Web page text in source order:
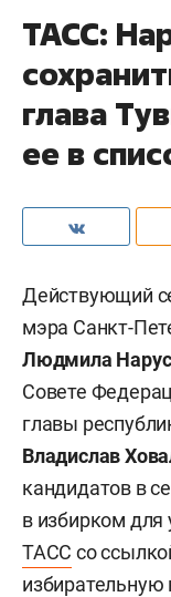
ТАСС:
глава
ее в
Действующий
мэра Санкт-
Людмила
Совете
главы
Владислав
кандидатов в
в избирком для
ТАСС со